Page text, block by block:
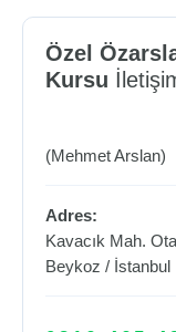
Özel
Kursu
(Mehmet Arslan)
Adres:
Kavacık Mah.
Beykoz / İstanbul